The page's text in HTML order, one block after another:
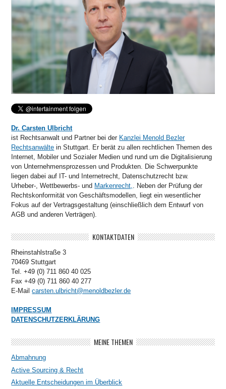
Dr. Carsten Ulbricht
ist Rechtsanwalt und Partner bei der Kanzlei Menold Bezler
Rechtsanwälte in Stuttgart. Er berät zu allen rechtlichen Themen des
Internet, Mobiler und Sozialer Medien und rund um die Digitalisierung
von Unternehmensprozessen und Produkten. Die Schwerpunkte
liegen dabei auf IT- und Internetrecht, Datenschutzrecht bzw.
Urheber-, Wettbewerbs- und Markenrecht,. Neben der Prüfung der
Rechtskonformität von Geschäftsmodellen, liegt ein wesentlicher
Fokus auf der Vertragsgestaltung (einschließlich dem Entwurf von
AGB und anderen Verträgen).
KONTAKTDATEN
Rheinstahlstraße 3
70469 Stuttgart
Tel. +49 (0) 711 860 40 025
Fax +49 (0) 711 860 40 277
E-Mailcarsten.ulbricht@menoldbezler.de
IMPRESSUM
DATENSCHUTZERKLÄRUNG
MEINE THEMEN
Abmahnung
Active Sourcing & Recht
Aktuelle Entscheidungen im Überblick